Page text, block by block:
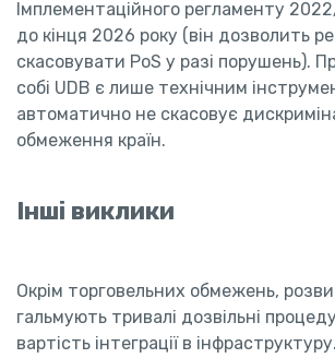
Імплементаційного регламенту
до кінця 2026 року (він дозволить
скасовувати PoS у разі порушень).
собі UDB є лише технічним
автоматично не скасовує
обмеження країн.
Інші виклики
Окрім торговельних обмежень,
гальмують тривалі дозвільні
вартість інтеграції в інфраструктуру.